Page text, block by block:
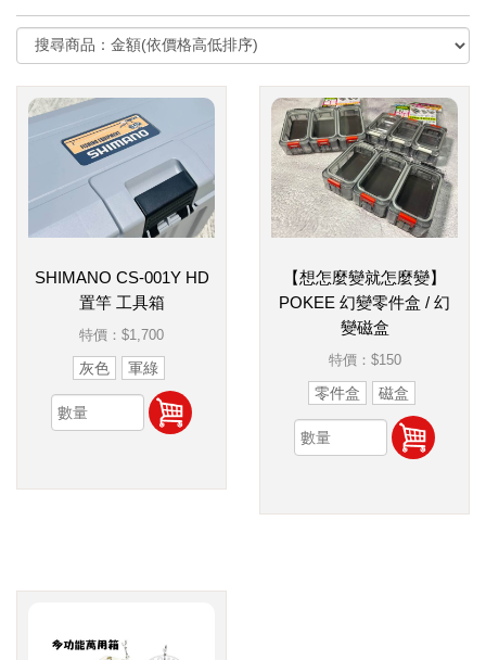
SHIMANO CS-001Y HD
置竿 工具箱
特價： $1,700
灰色 軍綠
【想怎麼變就怎麼變】
POKEE 幻變零件盒 / 幻
變磁盒
特價： $150
零件盒 磁盒